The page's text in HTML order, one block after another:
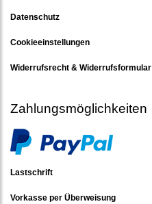
Datenschutz
Cookieeinstellungen
Widerrufsrecht & Widerrufsformular
Zahlungsmöglichkeiten
Lastschrift
Vorkasse per Überweisung